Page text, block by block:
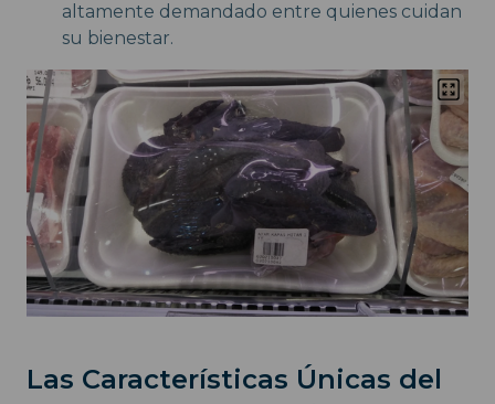
altamente demandado entre quienes cuidan
su bienestar.
Las Características Únicas del